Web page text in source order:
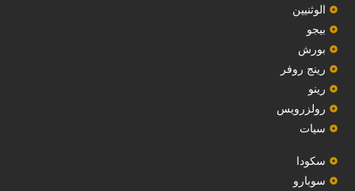
‏الوثنيين‏
بيجو
بورش
رينج روفر
رينو
رولزرويس
سيات
سكودا
‏سوبارو‏